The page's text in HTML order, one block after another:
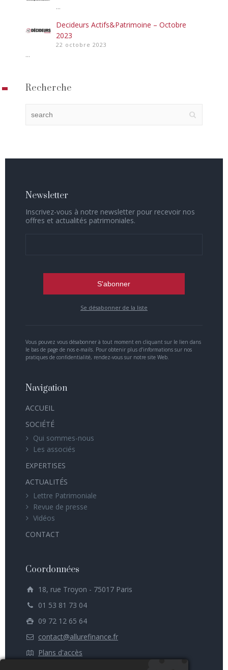
...
Decideurs Actifs&Patrimoine – Octobre
2023
22 octobre 2023
...
Recherche
Newsletter
Inscrivez-vous à notre newsletter pour recevoir nos
offres et actualités patrimoniales.
Se désabonner de la liste
Vous pouvez vous désabonner à tout moment en cliquant sur le lien dans
le bas de page de nos e-mails. Pour obtenir plus d’informations sur nos
pratiques de confidentialité, rendez-vous sur notre site Web.
Navigation
ACCUEIL
SOCIÉTÉ
Qui sommes-nous
Les associés
EXPERTISES
ACTUALITÉS
Lettre Patrimoniale
Revue de presse
Vidéos
CONTACT
Coordonnées
18, rue Troyon - 75017 Paris
01 53 81 73 04
09 72 12 65 64
contact@allurefinance.fr
Plans d'accès